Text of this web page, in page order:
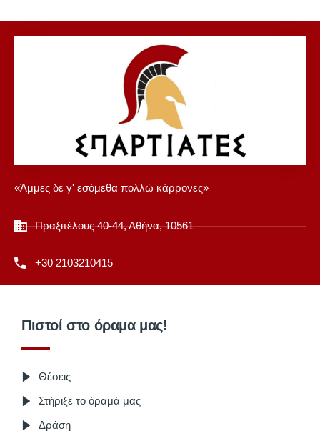
«Άμμες δε γ' εσόμεθα πολλώ κάρρονες»
Πραξιτέλους 40-44, Αθήνα, 10561
+30 2103210415
Πιστοί στο όραμα μας!
Θέσεις
Στήριξε το όραμά μας
Δράση